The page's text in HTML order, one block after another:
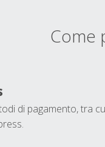
Come
di pagamento, tra